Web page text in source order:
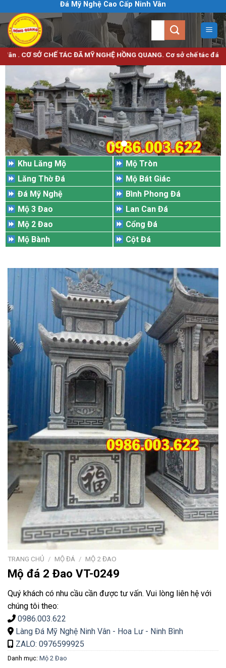
qua
nội
dung
Đá Mỹ Nghệ Cao Cấp Ninh Vân
SỞ CHẾ TÁC ĐÃ MỸ NGHỆ HỒNG QUANG. Cơ sở chế tác đá
Khu Lăng Mộ
Lăng Thờ Đá
Đá Mỹ Nghệ
Mộ 3 Đao
Mộ 2 Đao
Mộ Bành
Mộ Tròn
Mộ Bát Giác
Bình Phong Đá
Lan Can Đá
Cổng Đá
Cột Đá
TRANG CHỦ / MỘ ĐÁ / MỘ 2 ĐAO
Mộ đá 2 Đao VT-0249
Quý khách có nhu cầu cần được tư vấn. Vui lòng liên hệ với
chúng tôi theo:
0986.003.622
Làng Đá Mỹ Nghệ Ninh Vân - Hoa Lư - Ninh Bình
ZALO: 0976599925
Danh mục: Mộ 2 Đao